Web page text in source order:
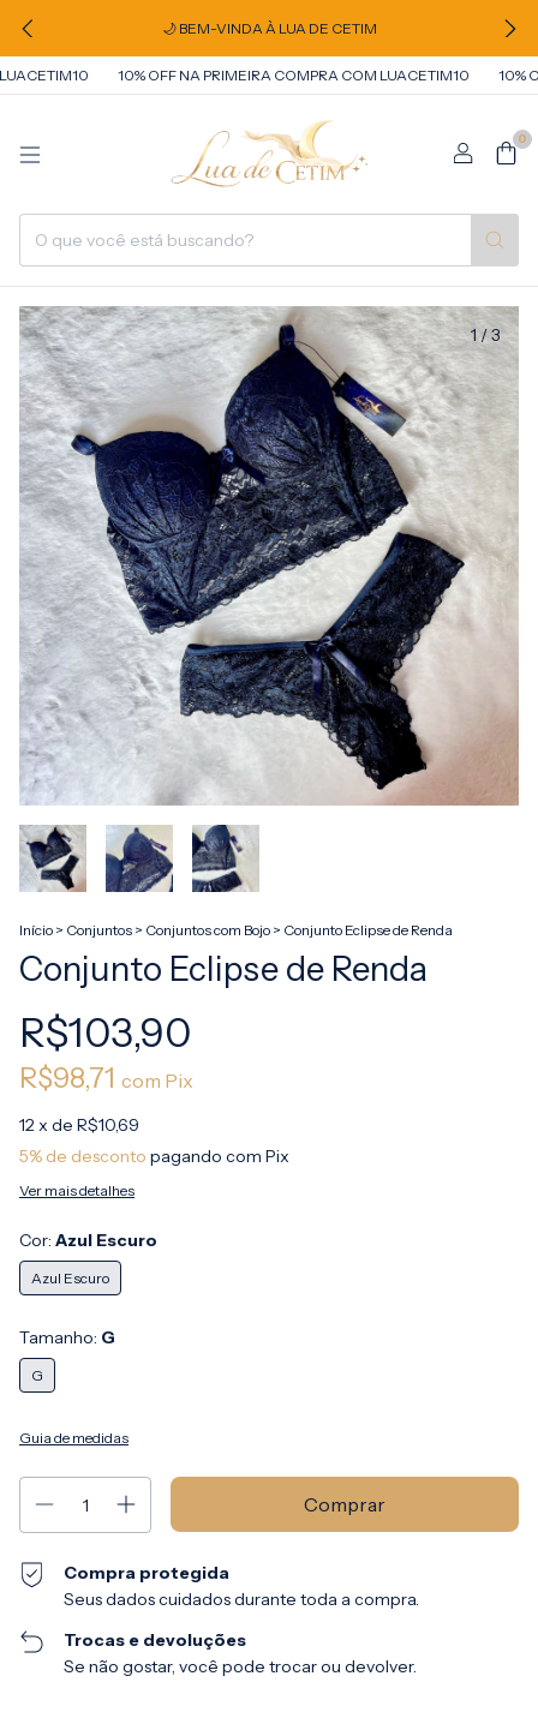
🌙 BEM-VINDA À LUA DE CETIM
10% OFF NA PRIMEIRA COMPRA COM LUACETIM10 10%
0
1 /3
Início > Conjuntos > Conjuntos com Bojo > Conjunto Eclipse de Renda
Conjunto Eclipse de Renda
R$103,90
R$98,71 com Pix
12x de R$10,69
5% de desconto pagando com Pix
Ver mais detalhes
Cor: Azul Escuro
Azul Escuro
Tamanho: G
G
Guia de medidas
Compra protegida
Seus dados cuidados durante toda a compra.
Trocas e devoluções
Se não gostar, você pode trocar ou devolver.